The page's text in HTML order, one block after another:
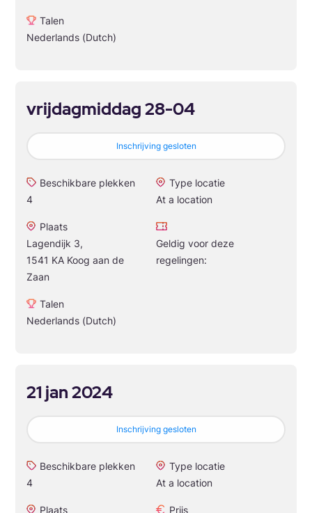
Talen
Nederlands (Dutch)
vrijdagmiddag 28-04
Inschrijving gesloten
Beschikbare plekken
4
Type locatie
At a location
Plaats
Lagendijk 3,
1541 KA Koog aan de
Zaan
Geldig voor deze
regelingen:
Talen
Nederlands (Dutch)
21 jan 2024
Inschrijving gesloten
Beschikbare plekken
4
Type locatie
At a location
Plaats Prijs